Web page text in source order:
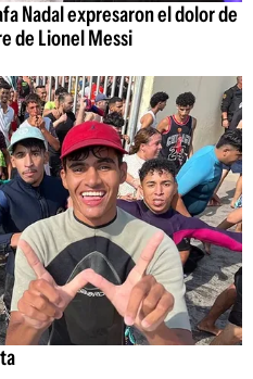
Nadal expresaron el dolor de
de Lionel Messi